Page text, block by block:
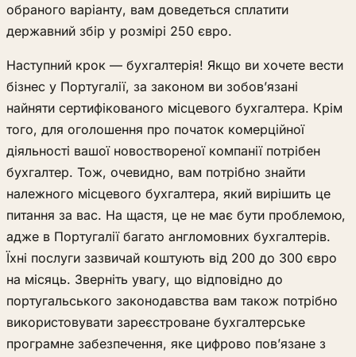
обраного варіанту, вам доведеться сплатити
державний збір у розмірі 250 євро.
Наступний крок — бухгалтерія! Якщо ви хочете вести
бізнес у Португалії, за законом ви зобов’язані
найняти сертифікованого місцевого бухгалтера. Крім
того, для оголошення про початок комерційної
діяльності вашої новоствореної компанії потрібен
бухгалтер. Тож, очевидно, вам потрібно знайти
належного місцевого бухгалтера, який вирішить це
питання за вас. На щастя, це не має бути проблемою,
адже в Португалії багато англомовних бухгалтерів.
Їхні послуги зазвичай коштують від 200 до 300 євро
на місяць. Зверніть увагу, що відповідно до
португальського законодавства вам також потрібно
використовувати зареєстроване бухгалтерське
програмне забезпечення, яке цифрово пов’язане з